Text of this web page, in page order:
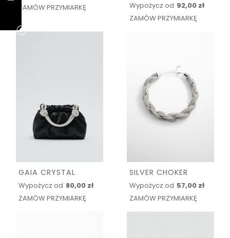
ZAMÓW PRZYMIARKĘ
Wypożycz od 92,00 zł
ZAMÓW PRZYMIARKĘ
GAIA CRYSTAL
Wypożycz od 80,00 zł
ZAMÓW PRZYMIARKĘ
SILVER CHOKER
Wypożycz od 57,00 zł
ZAMÓW PRZYMIARKĘ